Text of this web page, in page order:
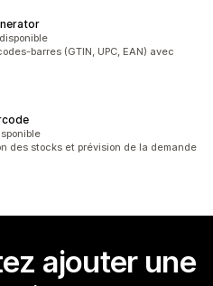
barres (GTIN, UPC, EAN) avec
des stocks et prévision de la demande
ajouter une